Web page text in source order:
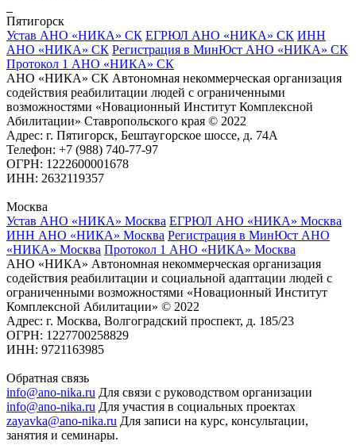
Пятигорск
Устав АНО «НИКА» СК ЕГРЮЛ АНО «НИКА» СК ИНН
АНО «НИКА» СК Регистрация в МинЮст АНО «НИКА» СК
Протокол 1 АНО «НИКА» СК
АНО «НИКА» СК Автономная некоммерческая организация
содействия реабилитации людей с ограниченными
возможностями «Новационный Институт Комплексной
Абилитации» Ставропольского края © 2022
Адрес: г. Пятигорск, Бештаугорское шоссе, д. 74А
Телефон: +7 (988) 740-77-97
ОГРН: 1222600001678
ИНН: 2632119357
Москва
Устав АНО «НИКА» Москва ЕГРЮЛ АНО «НИКА» Москва
ИНН АНО «НИКА» Москва Регистрация в МинЮст АНО
«НИКА» Москва Протокол 1 АНО «НИКА» Москва
АНО «НИКА» Автономная некоммерческая организация
содействия реабилитации и социальной адаптации людей с
ограниченными возможностями «Новационный Институт
Комплексной Абилитации» © 2022
Адрес: г. Москва, Волгоградский проспект, д. 185/23
ОГРН: 1227700258829
ИНН: 9721163985
Обратная связь
info@ano-nika.ru Для связи с руководством организации
info@ano-nika.ru Для участия в социальных проектах
zayavka@ano-nika.ru Для записи на курс, консультации,
занятия и семинары.